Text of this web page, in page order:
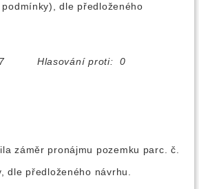
dle předloženého
7 Hlasování proti: 0
záměr pronájmu pozemku parc. č.
dle předloženého návrhu.